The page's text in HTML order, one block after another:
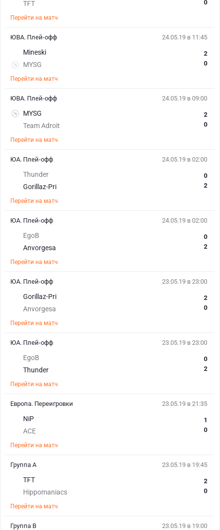
TFT
0
Перейти на матч
24.05.19 в 11:45
Mineski
MYSG
2
0
Перейти на матч
ЮВА. Плей-офф
24.05.19 в 09:00
MYSG
Team Adroit
2
0
Перейти на матч
ЮВА. Плей-офф
24.05.19 в 02:00
Thunder
Gorillaz-Pri
0
2
Перейти на матч
ЮА. Плей-офф
24.05.19 в 02:00
EgoB
Anvorgesa
0
2
Перейти на матч
ЮА. Плей-офф
23.05.19 в 23:00
Gorillaz-Pri
Anvorgesa
2
0
Перейти на матч
ЮА. Плей-офф
23.05.19 в 23:00
EgoB
Thunder
0
2
Перейти на матч
ЮА. Плей-офф
23.05.19 в 21:35
NiP
ACE
1
0
Перейти на матч
Европа. Переигровки
23.05.19 в 19:45
TFT
Hippomaniacs
2
0
Перейти на матч
Группа A
23.05.19 в 19:00
Группа B